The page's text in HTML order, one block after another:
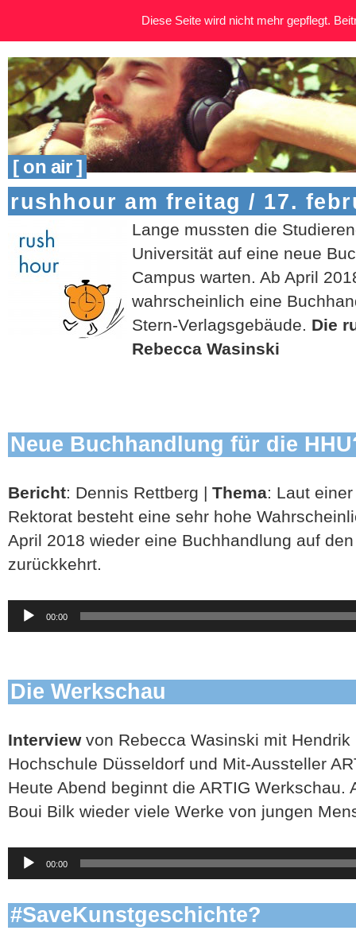
[ on air ]
rushhour am freitag / 17.
Lange mussten die
Universität auf eine neue
Campus warten. Ab April
wahrscheinlich eine
Stern-Verlagsgebäude. Die
Rebecca Wasinski
Neue Buchhandlung für die
Bericht: Dennis Rettberg | Thema: Laut
Rektorat besteht eine sehr hohe
April 2018 wieder eine Buchhandlung auf
zurückkehrt.
Audio-
Player
00:00
Die Werkschau
Interviewvon Rebecca Wasinski mit Hendrik
Hochschule Düsseldorf und Mit-Aussteller
Heute Abend beginnt die ARTIG Werkschau.
Boui Bilk wieder viele Werke von jungen
Audio-
Player
00:00
#SaveKunstgeschichte?
Diese Seite wird nicht mehr gepflegt.